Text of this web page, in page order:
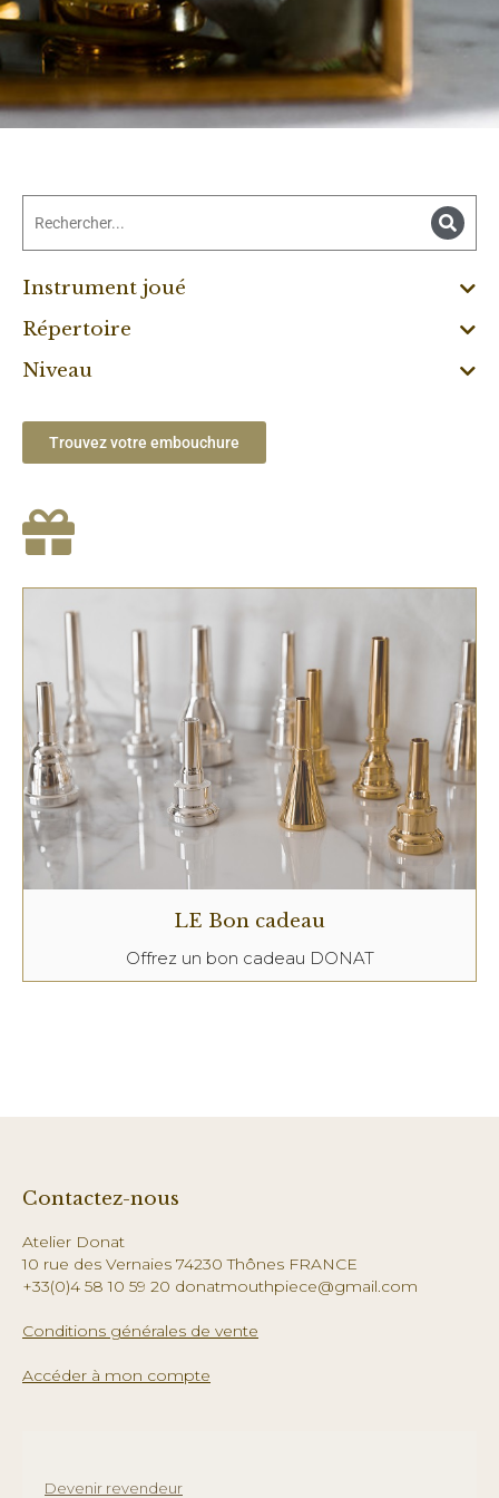
Instrument joué
Répertoire
Niveau
Trouvez votre embouchure
LE Bon cadeau
Offrez un bon cadeau DONAT
Contactez-nous
Atelier Donat
10 rue des Vernaies 74230 Thônes FRANCE
+33(0)4 58 10 59 20 donatmouthpiece@gmail.com
Conditions générales de vente
Accéder à mon compte
Devenir revendeur